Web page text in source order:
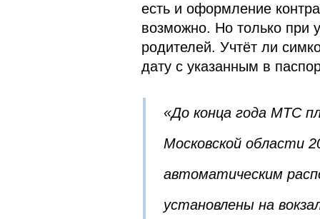
есть и оформление
возможно. Но только при
родителей. Учтёт ли
дату с указанным в
«До конца года МТС
Московской области
автоматическим
установлены на